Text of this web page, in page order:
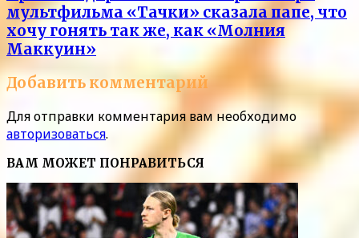
мультфильма «Тачки» сказала папе, что
хочу гонять так же, как «Молния
Маккуин»
Добавить комментарий
Для отправки комментария вам необходимо
авторизоваться.
ВАМ МОЖЕТ ПОНРАВИТЬСЯ